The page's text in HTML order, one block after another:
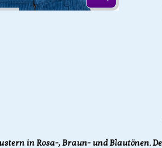
in Rosa-, Braun- und Blautönen.